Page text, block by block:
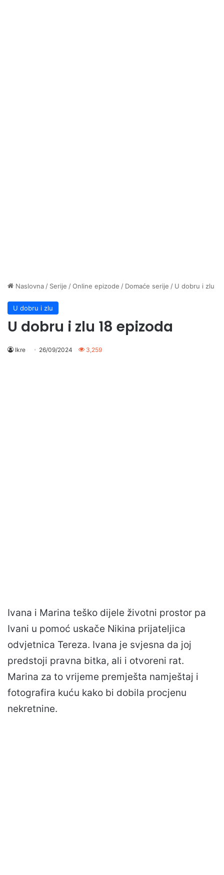
Naslovna / Serije /Online epizode / Domaće serije / U dobru i zlu
U dobru i zlu
U dobru i zlu 18 epizoda
Ikre 26/09/2024 3,259
Ivana i Marina teško dijele životni prostor pa
Ivani u pomoć uskače Nikina prijateljica
odvjetnica Tereza. Ivana je svjesna da joj
predstoji pravna bitka, ali i otvoreni rat.
Marina za to vrijeme premješta namještaj i
fotografira kuću kako bi dobila procjenu
nekretnine.